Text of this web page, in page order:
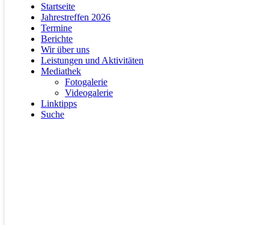
Startseite
Jahrestreffen 2026
Termine
Berichte
Wir über uns
Leistungen und Aktivitäten
Mediathek
Fotogalerie
Videogalerie
Linktipps
Suche